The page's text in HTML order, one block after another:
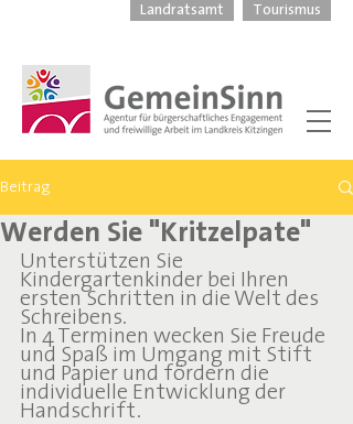
Landratsamt Tourismus
Beitrag
Werden Sie "Kritzelpate"
Unterstützen Sie
Kindergartenkinder bei Ihren
ersten Schritten in die Welt des
Schreibens.
In 4 Terminen wecken Sie Freude
und Spaß im Umgang mit Stift
und Papier und fördern die
individuelle Entwicklung der
Handschrift.